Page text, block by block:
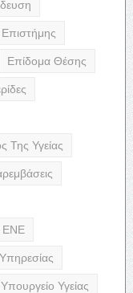
Επιστήμης
Επίδομα Θέσης
Της Υγείας
ΕΝΕ
Υπουργείο Υγείας